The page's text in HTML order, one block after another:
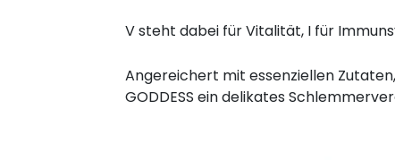
V steht dabei für Vitalität, I für
Angereichert mit essenziellen
GODDESS ein delikates